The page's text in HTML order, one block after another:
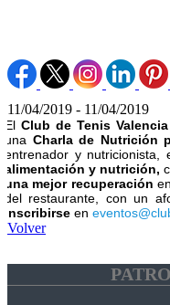
11/04/2019 - 11/04/2019
El Club de Tenis Valencia
una Charla de Nutrición
entrenador y
alimentación y nutrición,
una mejor recuperación
del restaurante, con un
inscribirse en
Volver